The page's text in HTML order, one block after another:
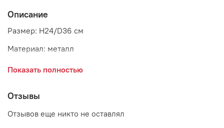
Описание
Размер: H24/D36 см
Материал: металл
Страна: Дания
Показать полностью
Отзывы
Отзывов еще никто не оставлял